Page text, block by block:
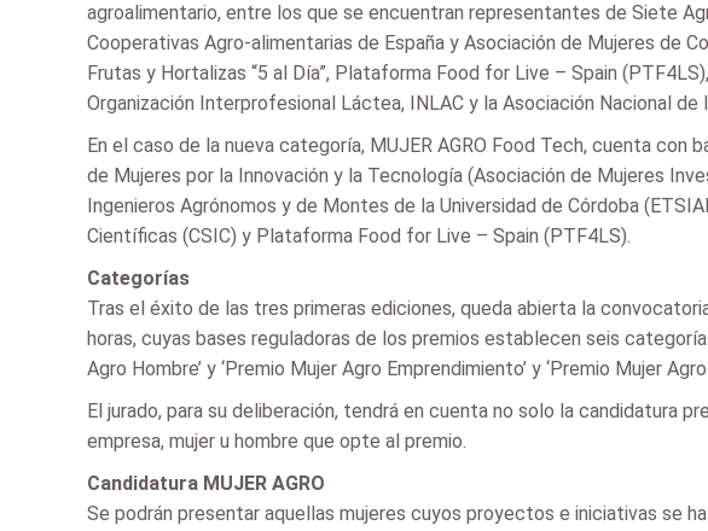
agroalimentario, entre los que se encuentran representantes de Siete
Cooperativas Agro-alimentarias de España y Asociación de Mujeres de
Frutas y Hortalizas “5 al Día”, Plataforma Food for Live – Spain
Organización Interprofesional Láctea, INLAC y la Asociación Nacional de
En el caso de la nueva categoría, MUJER AGRO Food Tech, cuenta
de Mujeres por la Innovación y la Tecnología (Asociación de Mujeres
Ingenieros Agrónomos y de Montes de la Universidad de Córdoba
Científicas (CSIC) y Plataforma Food for Live – Spain (PTF4LS).
Categorías
Tras el éxito de las tres primeras ediciones, queda abierta la
horas, cuyas bases reguladoras de los premios establecen seis
Agro Hombre’ y ‘Premio Mujer Agro Emprendimiento’ y ‘Premio Mujer
El jurado, para su deliberación, tendrá en cuenta no solo la candidatura
empresa, mujer u hombre que opte al premio.
Candidatura MUJER AGRO
Se podrán presentar aquellas mujeres cuyos proyectos e iniciativas se